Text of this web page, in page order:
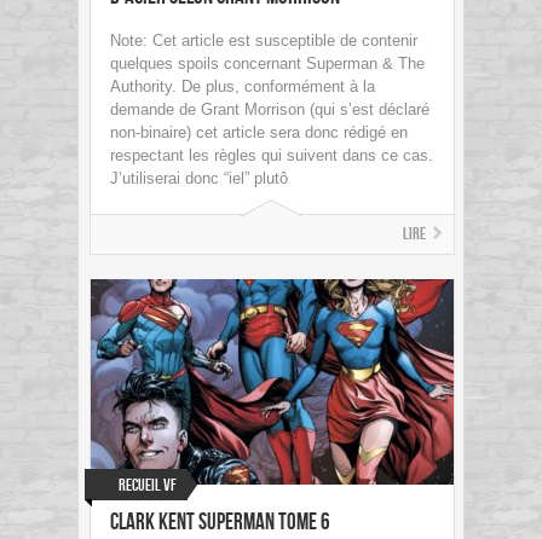
Note: Cet article est susceptible de contenir
quelques spoils concernant Superman & The
Authority. De plus, conformément à la
demande de Grant Morrison (qui s’est déclaré
non-binaire) cet article sera donc rédigé en
respectant les règles qui suivent dans ce cas.
J’utiliserai donc “iel” plutô
Lire
Recueil VF
Clark Kent Superman Tome 6